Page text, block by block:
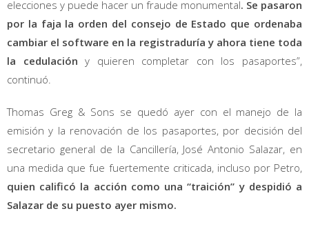
elecciones y puede hacer un fraude monumental. Se pasaron
por la faja la orden del consejo de Estado que ordenaba
cambiar el software en la registraduría y ahora tiene toda
la cedulación y quieren completar con los pasaportes”,
continuó.
Thomas Greg & Sons se quedó ayer con el manejo de la
emisión y la renovación de los pasaportes, por decisión del
secretario general de la Cancillería, José Antonio Salazar, en
una medida que fue fuertemente criticada, incluso por Petro,
quien calificó la acción como una “traición” y despidió a
Salazar de su puesto ayer mismo.